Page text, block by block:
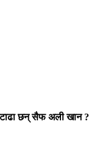
छन् सैफ अली खान ?